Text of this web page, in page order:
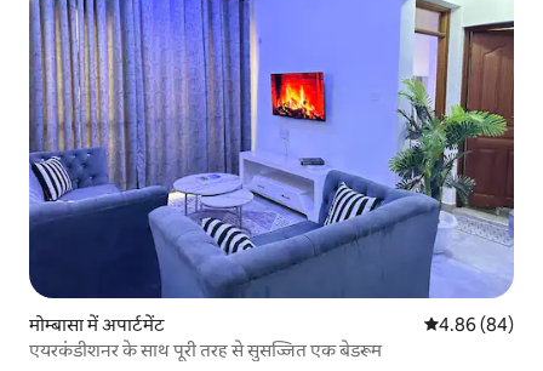
मोम्बासा में अपार्टमेंट औसत रेटिंग 5 में
4.86 (84)
एयरकंडीशनर के साथ पूरी तरह से सुसज्जित एक बेडरूम